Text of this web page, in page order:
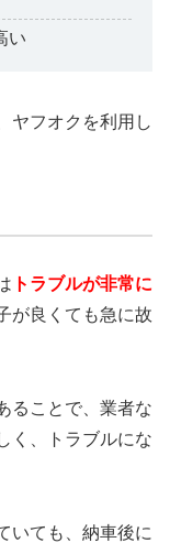
い
ヤフオクを利用し
トラブルが非常に
が良くても急に故
ることで、業者な
く、トラブルにな
いても、納車後に